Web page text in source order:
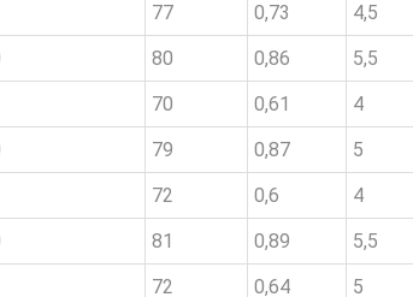
77 0,73 4,5
80 0,86 5,5
70 0,61 4
79 0,87 5
72 0,6 4
81 0,89 5,5
72 0,64 5